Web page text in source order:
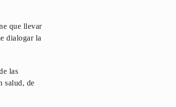
que llevar
dialogar la
las
salud, de